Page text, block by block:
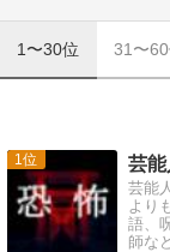
1〜30位 31〜
1 芸
芸能
より
語、
師な